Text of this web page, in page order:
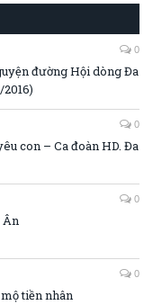
0
đường Hội dòng Đa
0
con – Ca đoàn HD. Đa
0
Ân
0
tiền nhân